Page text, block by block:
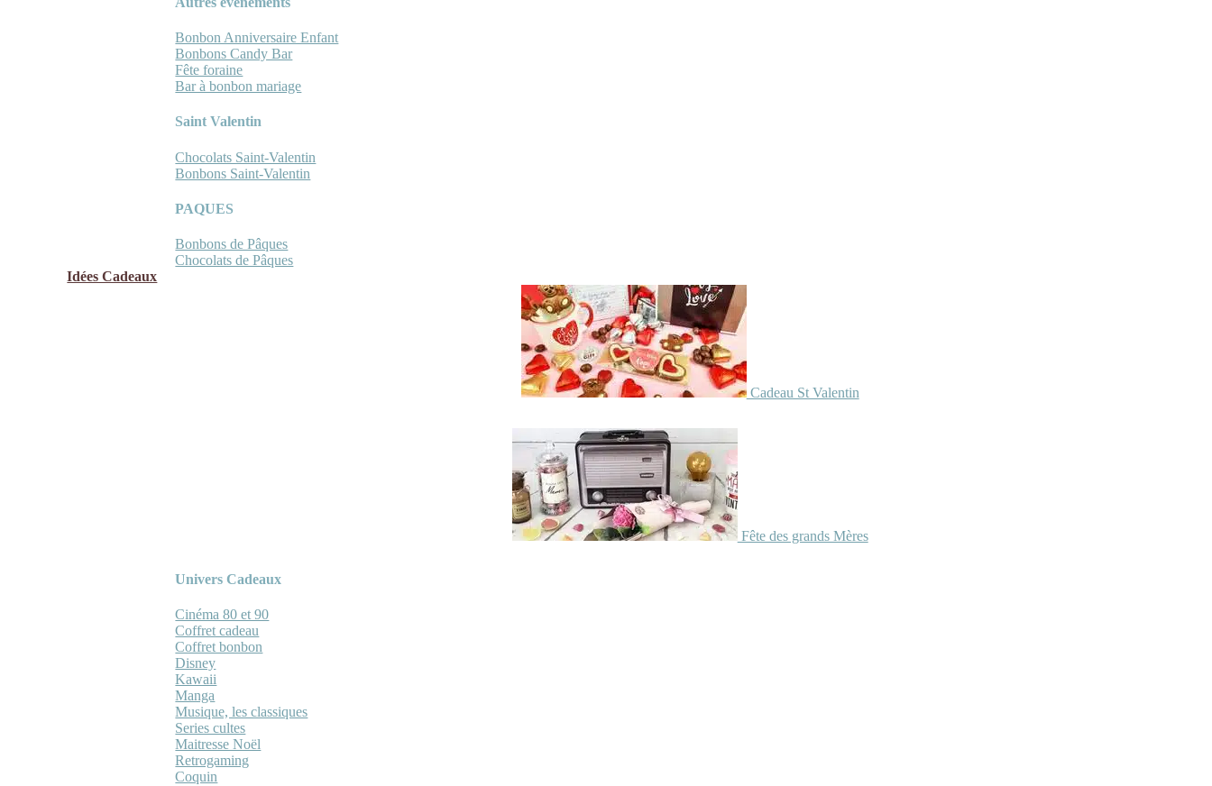
Bonbon Anniversaire Enfant
Bonbons Candy Bar
Fête foraine
Bar à bonbon mariage
Saint Valentin
Chocolats Saint-Valentin
Bonbons Saint-Valentin
PAQUES
Bonbons de Pâques
Chocolats de Pâques
Idées Cadeaux
Cadeau St Valentin
Fête des grands Mères
Univers Cadeaux
Cinéma 80 et 90
Coffret cadeau
Coffret bonbon
Disney
Kawaii
Manga
Musique, les classiques
Series cultes
Maitresse Noël
Retrogaming
Coquin